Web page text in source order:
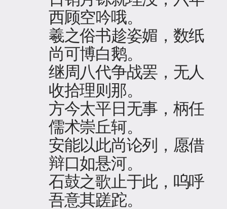
西顾空吟哦。
羲之俗书趁姿媚，数纸
尚可博白鹅。
继周八代争战罢，无人
收拾理则那。
方今太平日无事，柄任
儒术崇丘轲。
安能以此尚论列，愿借
辩口如悬河。
石鼓之歌止于此，呜呼
吾意其蹉跎。